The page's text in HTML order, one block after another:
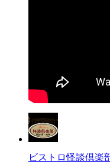
ビストロ怪談倶楽